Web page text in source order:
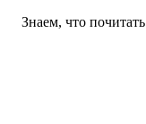
Знаем, что почитать